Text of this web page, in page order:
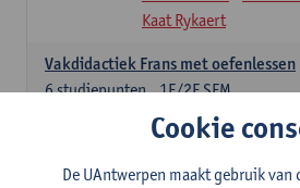
Kaat Rykaert
Vakdidactiek Frans met oefenlessen
1E/2E SEM
6studiepunten
Mathea Simons
Mark Demyttenaere
Karen Van De Putte
Cookie
De UAntwerpen maakt gebruik van